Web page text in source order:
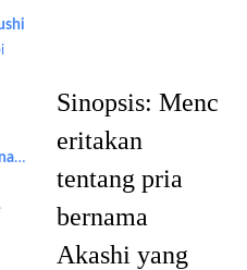
Konishi Manami
Sinopsis: Menc
eritakan
tentang pria
bernama
Akashi yang